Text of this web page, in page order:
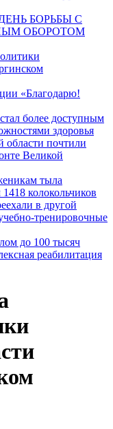
БОРЬБЫ С
ОБОРОТОМ
«Благодарю!
более доступным
здоровья
области почтили
Великой
тыла
колокольчиков
в другой
тренировочные
до 100 тысяч
реабилитация